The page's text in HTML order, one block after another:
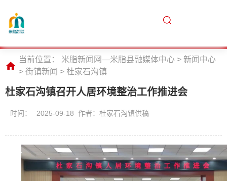
当前位置： 米脂新闻网—米脂县融媒体中心 > 新闻中心
> 街镇新闻 > 杜家石沟镇
杜家石沟镇召开人居环境整治工作推进会
时间： 2025-09-18 作者：杜家石沟镇供稿